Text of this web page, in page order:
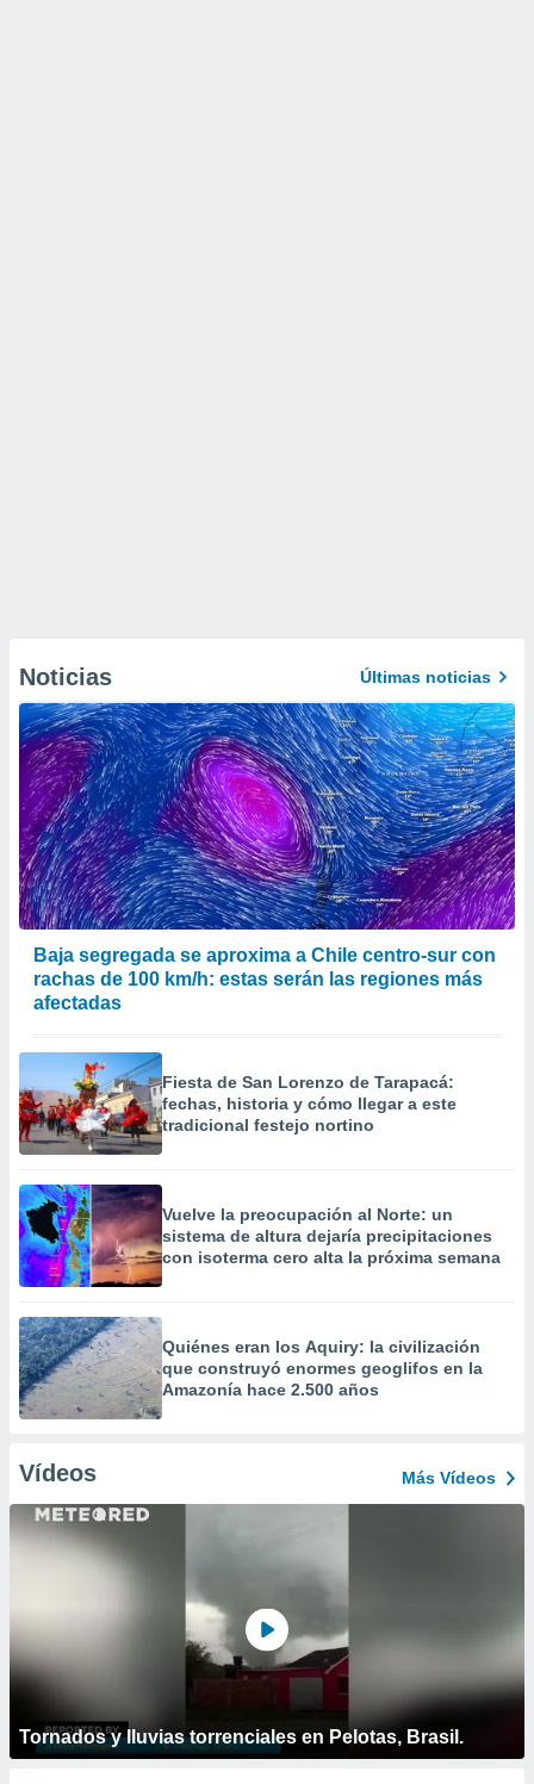
Noticias Últimas noticias
Baja segregada se aproxima a Chile centro-sur con
rachas de 100 km/h: estas serán las regiones más
afectadas
Fiesta de San Lorenzo de Tarapacá:
fechas, historia y cómo llegar a este
tradicional festejo nortino
Vuelve la preocupación al Norte: un
sistema de altura dejaría precipitaciones
con isoterma cero alta la próxima semana
Quiénes eran los Aquiry: la civilización
que construyó enormes geoglifos en la
Amazonía hace 2.500 años
Vídeos Más Vídeos
Tornados y lluvias torrenciales en Pelotas, Brasil.